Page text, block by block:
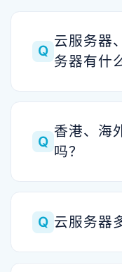
Q
云服务器
务器有什
Q
香港、海
吗？
Q 云服务器